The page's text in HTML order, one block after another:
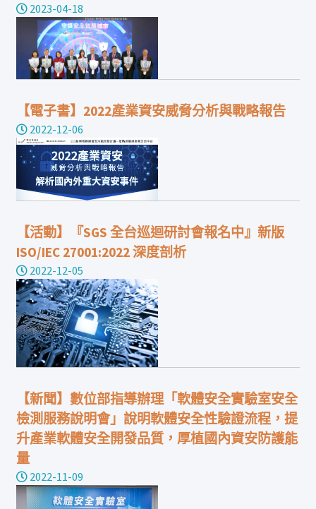
2023-04-18
【電子書】2022產業資安威脅分析與戰略報告
2022-12-06
【活動】『SGS 全台巡迴研討會報名中』新版
ISO/IEC 27001:2022 深度剖析
2022-12-05
【新聞】數位部指導辦理「軟體安全實驗室安全
檢測服務說明會」說明軟體安全性驗證流程，提
升產業軟體安全開發品質，厚植國內資安防護能
量
2022-11-09